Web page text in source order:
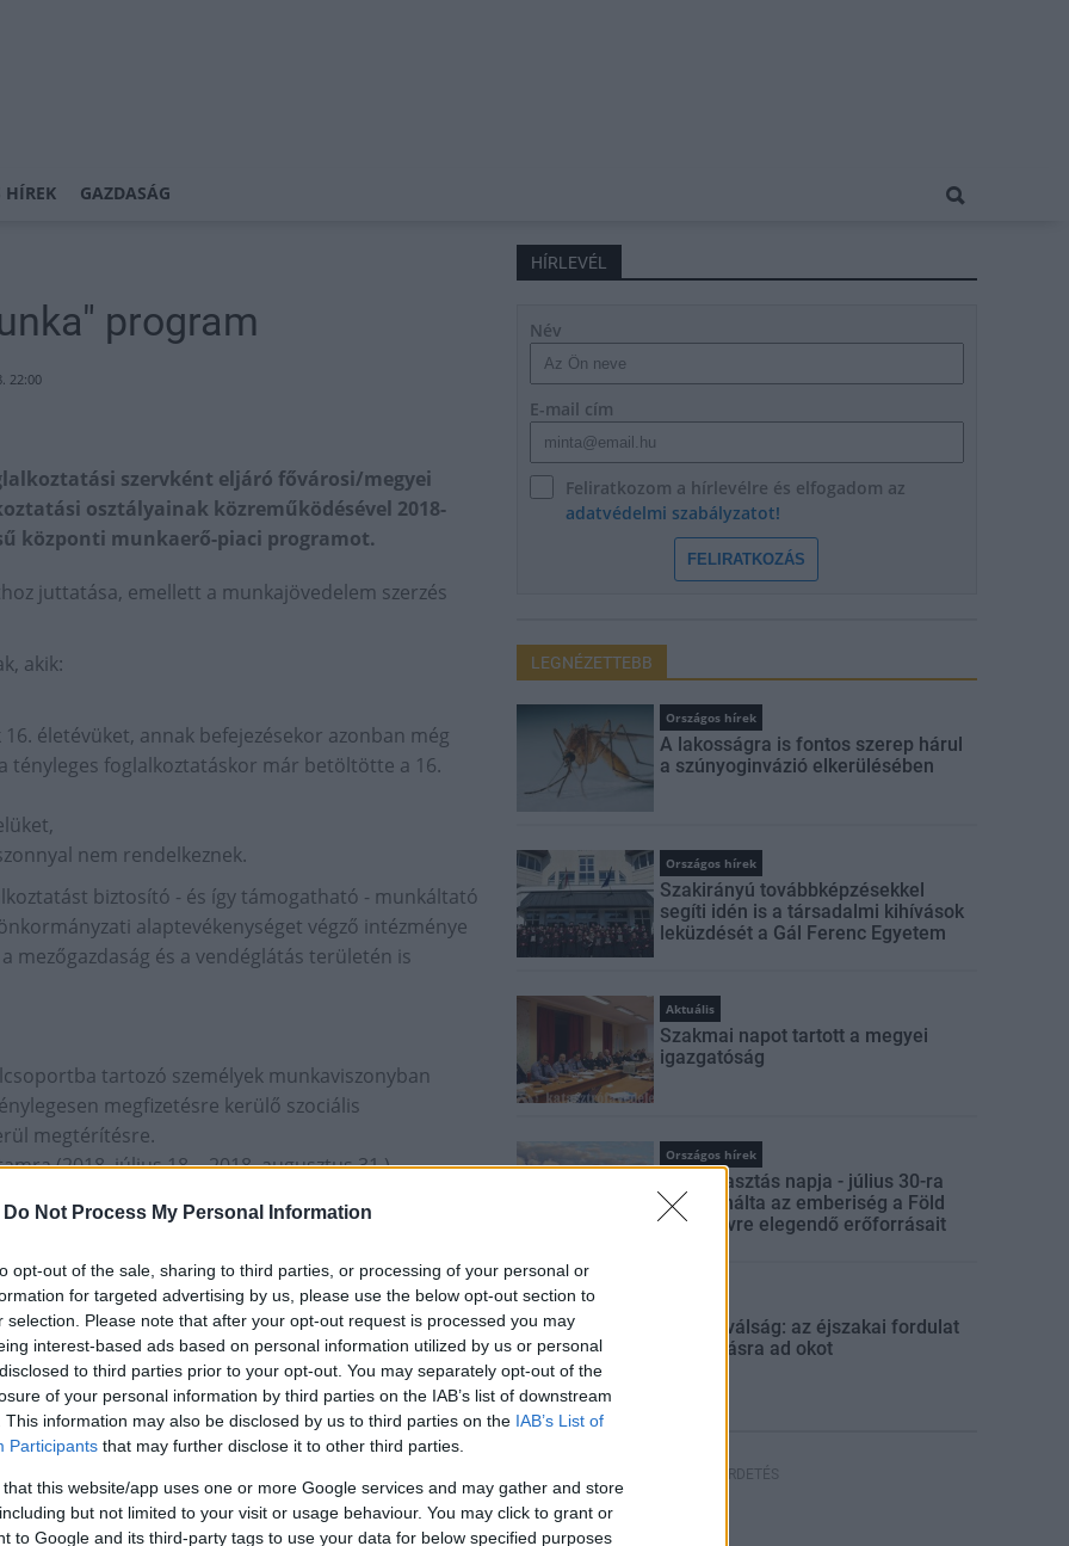
Do Not Process My Personal Information
opt-out of the sale, sharing to third parties, or processing of your personal or
for targeted advertising by us, please use the below opt-out section to
selection. Please note that after your opt-out request is processed you may
interest-based ads based on personal information utilized by us or personal
to third parties prior to your opt-out. You may separately opt-out of the
of your personal information by third parties on the IAB’s list of downstream
This information may also be disclosed by us to third parties on the IAB’s List of
Participants that may further disclose it to other third parties.
that this website/app uses one or more Google services and may gather and store
but not limited to your visit or usage behaviour. You may click to grant or
to Google and its third-party tags to use your data for below specified purposes
HÍREK GAZDASÁG
program
22:00
szervként eljáró fővárosi/megyei
osztályainak közreműködésével 2018-
központi munkaerő-piaci programot.
juttatása, emellett a munkajövedelem szerzés
akik:
életévüket, annak befejezésekor azonban még
tényleges foglalkoztatáskor már betöltötte a 16.
nem rendelkeznek.
biztosító - és így támogatható - munkáltató
alaptevékenységet végző intézménye
mezőgazdaság és a vendéglátás területén is
tartozó személyek munkaviszonyban
megfizetésre kerülő szociális
megtérítésre.
(2018. július 18. - 2018. augusztus 31.),
támogatás megállapítása során havi
esetében 135.375 Ft/fő/hó, szakképzettséget nem
vehető figyelembe, amely összegen felül
napi 6 óránál rövidebb munkaidőben történő
csökken.
területén
tartozó személyek munkaviszonyban
támogatható. A munkabér és a
75 %-a kerül megtérítésre legfeljebb 2,5
járulékait a foglalkoztatónak kell viselnie.
megelőzően a területileg illetékes járási hivatal
HÍRLEVÉL
Név
E-mail cím
Feliratkozom a hírlevélre és elfogadom az
adatvédelmi szabályzatot!
FELIRATKOZÁS
LEGNÉZETTEBB
Országos hírek
A lakosságra is fontos szerep hárul
a szúnyoginvázió elkerülésében
Országos hírek
Szakirányú továbbképzésekkel
segíti idén is a társadalmi kihívások
leküzdését a Gál Ferenc Egyetem
Aktuális
Szakmai napot tartott a megyei
igazgatóság
Országos hírek
Túlfogyasztás napja - július 30-ra
felhasználta az emberiség a Föld
egész évre elegendő erőforrásait
Energiaválság: az éjszakai fordulat
bizakodásra ad okot
HIRDETÉS